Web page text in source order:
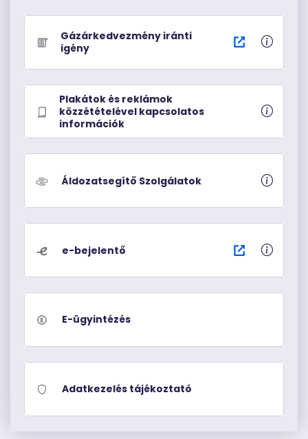
Gázárkedvezmény iránti
igény
Plakátok és reklámok
közzétételével kapcsolatos
információk
Áldozatsegítő Szolgálatok
e-bejelentő
E-ügyintézés
Adatkezelés tájékoztató